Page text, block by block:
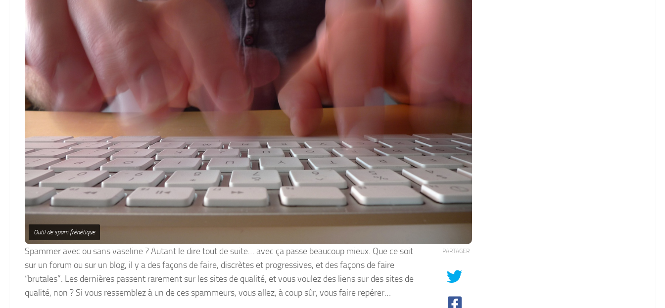
Outil de spam frénétique
Spammer avec ou sans vaseline ? Autant le dire tout de suite… avec ça passe beaucoup mieux. Que ce soit
sur un forum ou sur un blog, il y a des façons de faire, discrètes et progressives, et des façons de faire
“brutales”. Les dernières passent rarement sur les sites de qualité, et vous voulez des liens sur des sites de
qualité, non ? Si vous ressemblez à un de ces spammeurs, vous allez, à coup sûr, vous faire repérer…
PARTAGER